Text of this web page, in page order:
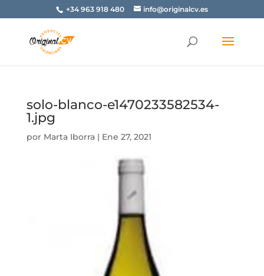
+34 963 918 480 info@originalcv.es
solo-blanco-e1470233582534-
1.jpg
por Marta Iborra| Ene 27, 2021